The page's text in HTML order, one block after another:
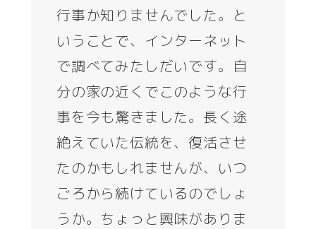
行事か知りませんでした。と
いうことで、インターネット
で調べてみたしだいです。自
分の家の近くでこのような行
事を今も驚きました。長く途
絶えていた伝統を、復活させ
たのかもしれませんが、いつ
ごろから続けているのでしょ
うか。ちょっと興味がありま